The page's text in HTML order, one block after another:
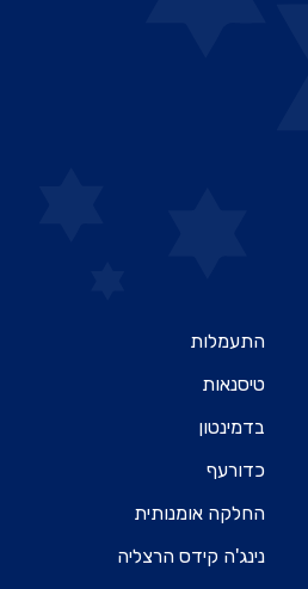
התעמלות
טיסנאות
בדמינטון
כדורעף
החלקה אומנותית
נינג'ה קידס הרצליה